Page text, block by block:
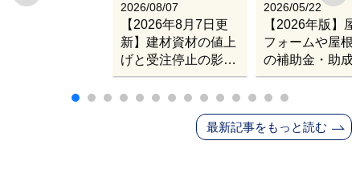
2026/08/07
【2026年8月7日更
新】建材資材の値上
げと受注停止の影響
｜塗料・屋根材・シ
ンナー・断熱材・ル
ーフィングの値上げ
と材料入手困難・出
2026/05/22
【2026年版】
フォームや屋根
の補助金・助成
業
最新記事をもっと読む